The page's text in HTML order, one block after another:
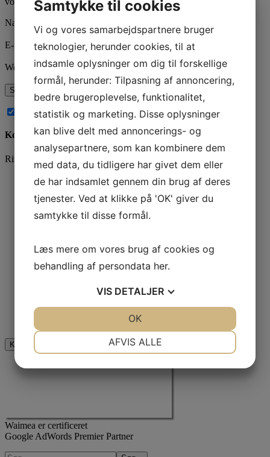
Navn
E-mail *
Websted
Abonnér på nye kommentarer til dette indlæg
Kontakt os
Ring og få en snak på 78 76 10 30
eller brug kontaktformularen
Navn*
Phone
Dette felt er til validering og bør ikke ændres.
Jeg er ikke en robot
Waimea er certificeret
Google AdWords Premier Partner
Samtykke til cookies
Vi og vores samarbejdspartnere bruger
teknologier, herunder cookies, til at
indsamle oplysninger om dig til forskellige
formål, herunder: Tilpasning af annoncering,
bedre brugeroplevelse, funktionalitet,
statistik og marketing. Disse oplysninger
kan blive delt med annoncerings- og
analysepartnere, som kan kombinere dem
med data, du tidligere har givet dem eller
de har indsamlet gennem din brug af deres
tjenester. Ved at klikke på 'OK' giver du
samtykke til disse formål.
Læs mere om vores brug af cookies og
behandling af persondata her.
VIS DETALJER
AFVIS ALLE
OK